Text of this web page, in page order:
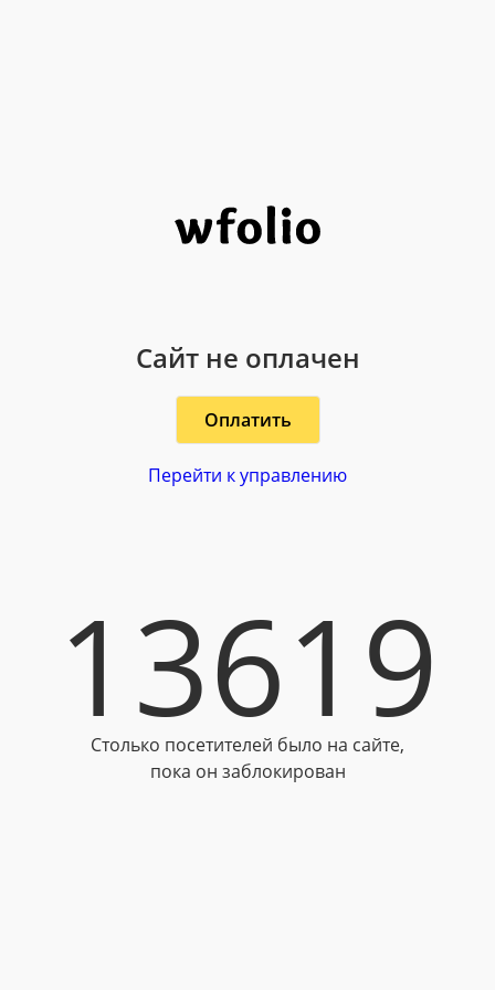
Сайт не оплачен
Оплатить
Перейти к управлению
13619
Столько посетителей было на сайте,
пока он заблокирован